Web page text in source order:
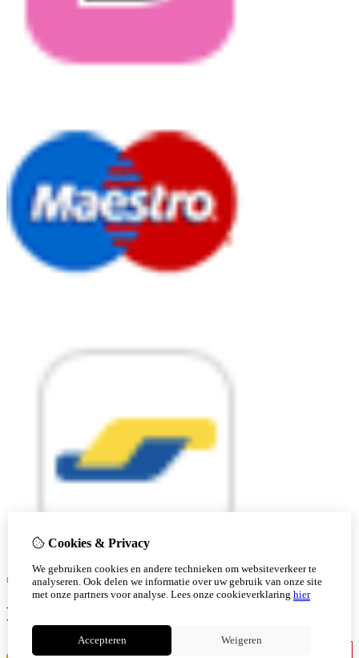
© Copyright 2026 |
Cookies & Privacy
We gebruiken cookies en andere technieken om websiteverkeer te
analyseren. Ook delen we informatie over uw gebruik van onze site
met onze partners voor analyse. Lees onze cookieverklaring hier
Accepteren Weigeren
Ben je 18 of ouder?